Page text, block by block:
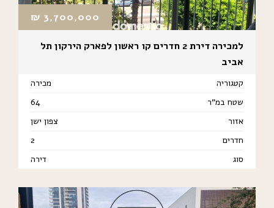
3,700,000
₪
למכירה דירת 2 חדרים קו ראשון לפארק הירקון תל
אביב
קטגוריה
מכירה
שטח במ"ר
64
אזור
צפון ישן
חדרים
2
סוג
דירה